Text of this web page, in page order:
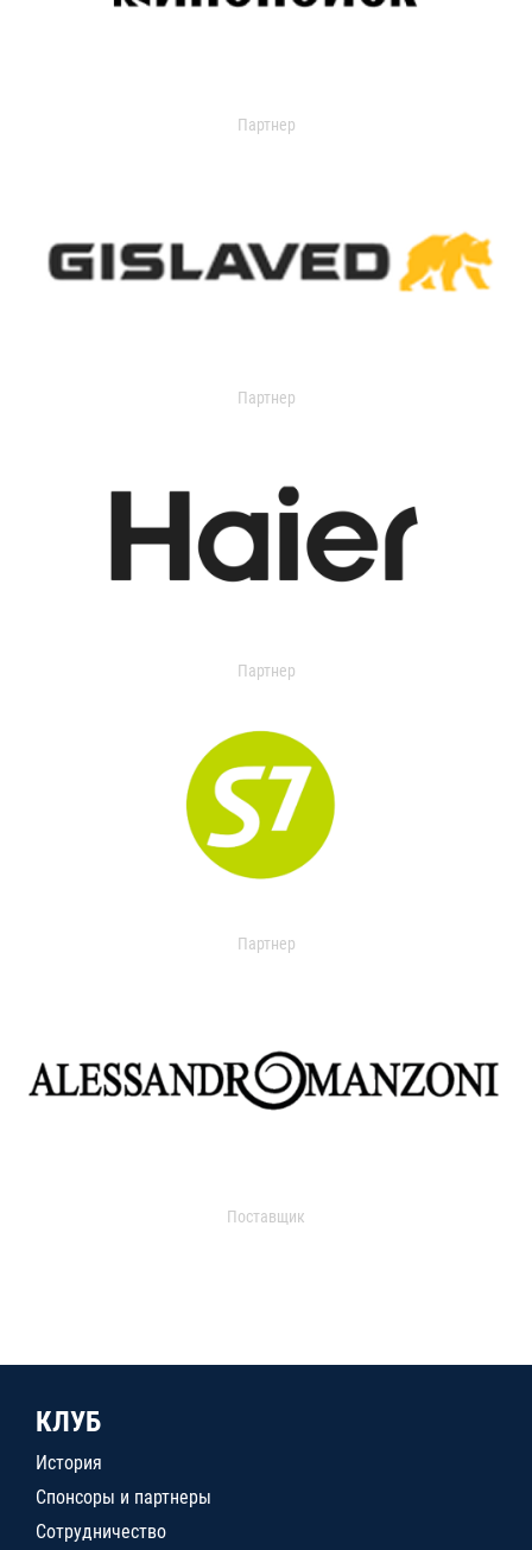
Партнер
Партнер
Партнер
Партнер
Поставщик
КЛУБ
История
Спонсоры и партнеры
Сотрудничество